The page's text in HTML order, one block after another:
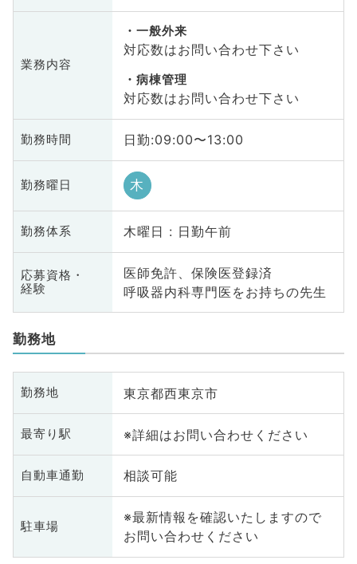
業務内容
一般外来
対応数はお問い合わせ下さい
病棟管理
対応数はお問い合わせ下さい
勤務時間 日勤:09:00〜13:00
勤務曜日 木
勤務体系 木曜日 : 日勤午前
応募資格・
経験
医師免許、保険医登録済
呼吸器内科専門医をお持ちの先生
勤務地
勤務地 東京都西東京市
最寄り駅 ※詳細はお問い合わせください
自動車通勤 相談可能
駐車場
※最新情報を確認いたしますので
お問い合わせください